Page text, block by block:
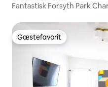
Fantastisk Forsyth Park
Gæstefavorit
Gæstefavorit